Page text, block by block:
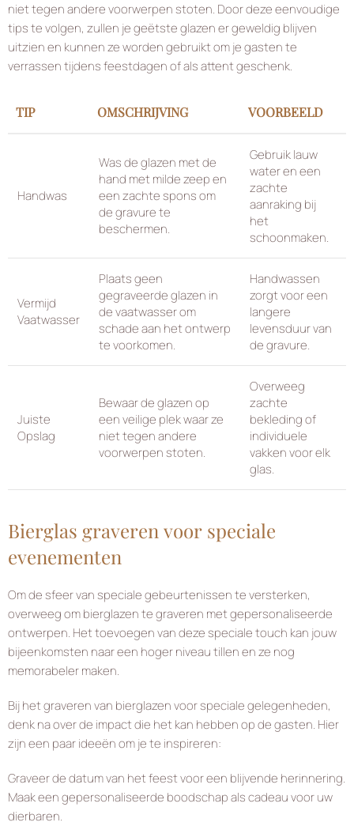
niet tegen andere voorwerpen stoten. Door deze eenvoudige
tips te volgen, zullen je geëtste glazen er geweldig blijven
uitzien en kunnen ze worden gebruikt om je gasten te
verrassen tijdens feestdagen of als attent geschenk.
TIP OMSCHRIJVING VOORBEELD
Handwas
Was de glazen met de
hand met milde zeep en
een zachte spons om
de gravure te
beschermen.
Gebruik lauw
water en een
zachte
aanraking bij
het
schoonmaken.
Vermijd
Vaatwasser
Plaats geen
gegraveerde glazen in
de vaatwasser om
schade aan het ontwerp
te voorkomen.
Handwassen
zorgt voor een
langere
levensduur van
de gravure.
Juiste
Opslag
Bewaar de glazen op
een veilige plek waar ze
niet tegen andere
voorwerpen stoten.
Overweeg
zachte
bekleding of
individuele
vakken voor elk
glas.
Bierglas graveren voor speciale
evenementen
Om de sfeer van speciale gebeurtenissen te versterken,
overweeg om bierglazen te graveren met gepersonaliseerde
ontwerpen. Het toevoegen van deze speciale touch kan jouw
bijeenkomsten naar een hoger niveau tillen en ze nog
memorabeler maken.
Bij het graveren van bierglazen voor speciale gelegenheden,
denk na over de impact die het kan hebben op de gasten. Hier
zijn een paar ideeën om je te inspireren:
Graveer de datum van het feest voor een blijvende herinnering.
Maak een gepersonaliseerde boodschap als cadeau voor uw
dierbaren.